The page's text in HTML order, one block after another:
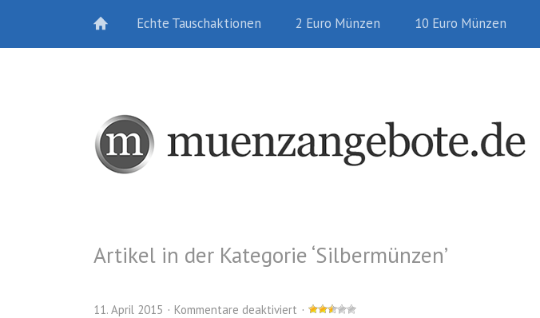
Echte Tauschaktionen 2 Euro Münzen 10 Euro Münzen
Artikel in der Kategorie ‘Silbermünzen’
11. April 2015 Kommentare deaktiviert